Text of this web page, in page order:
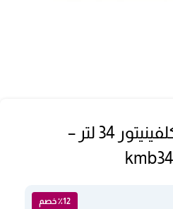
ميكرويف بلت ان كلفينيتور 34 لتر –
٪12 خصم